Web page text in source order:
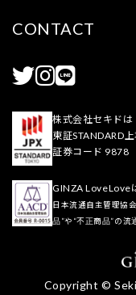
CONTACT
株式会社セキドは
東証STANDARD上
証券コード 9878
GINZA LoveLove
日本流通自主管理協
品”や“不正商品”の流
Copyright ©